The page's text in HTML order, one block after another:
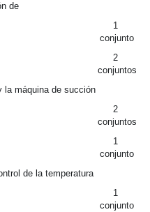
de
1
conjunto
2
conjuntos
la máquina de succión
2
conjuntos
1
conjunto
de la temperatura
1
conjunto